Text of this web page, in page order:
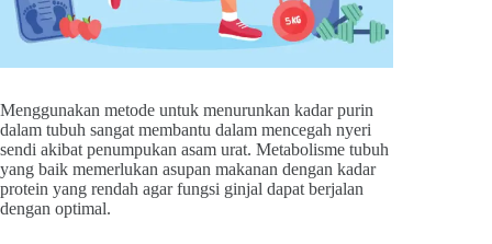
Menggunakan metode untuk menurunkan kadar purin
dalam tubuh sangat membantu dalam mencegah nyeri
sendi akibat penumpukan asam urat. Metabolisme tubuh
yang baik memerlukan asupan makanan dengan kadar
protein yang rendah agar fungsi ginjal dapat berjalan
dengan optimal.